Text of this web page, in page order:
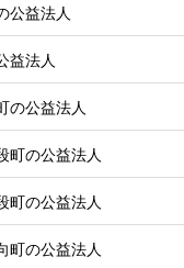
公益法人
益法人
の公益法人
町の公益法人
町の公益法人
町の公益法人